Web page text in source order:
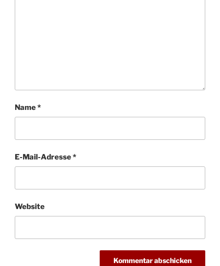
Name*
E-Mail-Adresse*
Website